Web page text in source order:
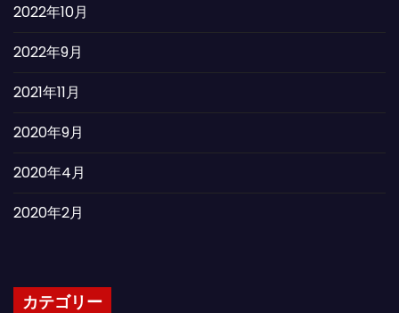
2022年10月
2022年9月
2021年11月
2020年9月
2020年4月
2020年2月
カテゴリー